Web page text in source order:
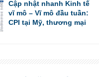
Cập nhật nhanh Kinh tế
vĩ mô – Vĩ mô đầu tuần:
CPI tại Mỹ, thương mại
tháng 7